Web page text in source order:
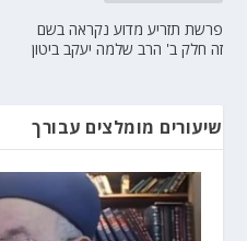
פרשת תזריע מדוע נקראה בשם
זה חלק ב' הרב שלמה יעקב ביטון
שיעורים מומלצים עבורך